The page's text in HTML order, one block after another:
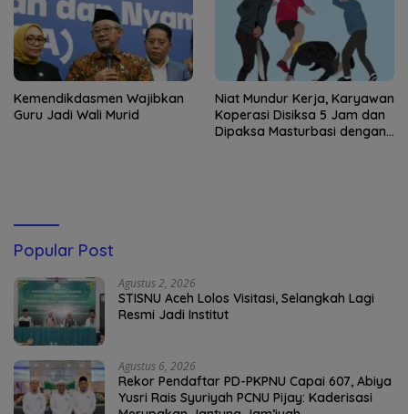
Kemendikdasmen Wajibkan
Guru Jadi Wali Murid
Niat Mundur Kerja, Karyawan
Koperasi Disiksa 5 Jam dan
Dipaksa Masturbasi dengan
Popular Post
Agustus 2, 2026
STISNU Aceh Lolos Visitasi, Selangkah Lagi
Resmi Jadi Institut
Agustus 6, 2026
Rekor Pendaftar PD-PKPNU Capai 607, Abiya
Yusri Rais Syuriyah PCNU Pijay: Kaderisasi